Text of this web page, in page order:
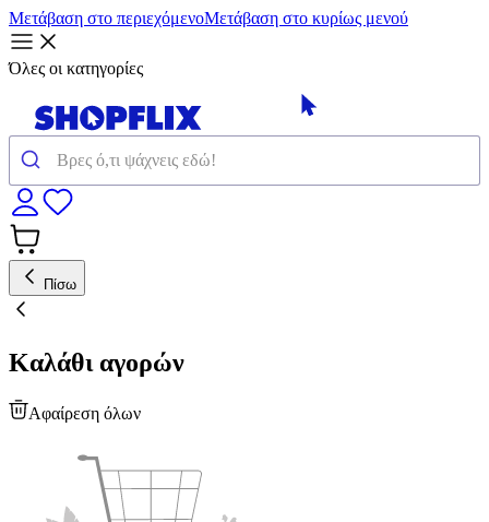
Μετάβαση στο περιεχόμενοΜετάβαση στο κυρίως μενού
Όλες οι κατηγορίες
Πίσω
Καλάθι αγορών
Αφαίρεση όλων